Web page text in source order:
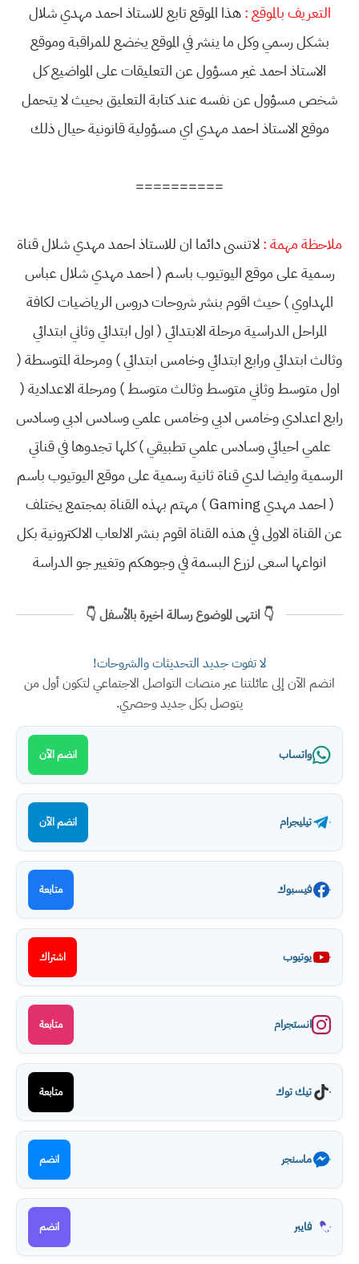
التعريف بالموقع :هذا الموقع تابع للاستاذ احمد مهدي شلال
بشكل رسمي وكل ما ينشر في الموقع يخضع للمراقبة وموقع
الاستاذ احمد غير مسؤول عن التعليقات على المواضيع كل
شخص مسؤول عن نفسه عند كتابة التعليق بحيث لا يتحمل
موقع الاستاذ احمد مهدي اي مسؤولية قانونية حيال ذلك
==========
ملاحظة مهمة :لاتنسى دائما ان للاستاذ احمد مهدي شلال قناة
رسمية على موقع اليوتيوب باسم ( احمد مهدي شلال عباس
المهداوي ) حيث اقوم بنشر شروحات دروس الرياضيات لكافة
المراحل الدراسية مرحلة الابتدائي ( اول ابتدائي وثاني ابتدائي
وثالث ابتدائي ورابع ابتدائي وخامس ابتدائي ) ومرحلة المتوسطة (
اول متوسط وثاني متوسط وثالث متوسط ) ومرحلة الاعدادية (
رابع اعدادي وخامس ادبي وخامس علمي وسادس ادبي وسادس
علمي احيائي وسادس علمي تطبيقي ) كلها تجدوها في قناتي
الرسمية وايضا لدي قناة ثانية رسمية على موقع اليوتيوب باسم
( احمد مهدي Gaming ) مهتم بهذه القناة بمجتمع يختلف
عن القناة الاولى في هذه القناة اقوم بنشر الالعاب الالكترونية بكل
انواعها اسعى لزرع البسمة في وجوهكم وتغيير جو الدراسة
👇 انتهى الموضوع رسالة اخيرة بالأسفل 👇
لا تفوت جديد التحديثات والشروحات!
انضم الآن إلى عائلتنا عبر منصات التواصل الاجتماعي لتكون أول من
يتوصل بكل جديد وحصري.
واتساب انضم الآن
تيليجرام انضم الآن
فيسبوك متابعة
يوتيوب اشتراك
انستجرام متابعة
تيك توك متابعة
ماسنجر انضم
فايبر انضم